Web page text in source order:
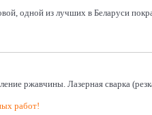
одной из лучших в Беларуси
ржавчины. Лазерная сварка
работ!